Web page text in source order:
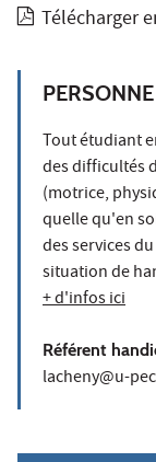
Télécharger
Tout étudiant
des difficultés
(motrice,
quelle qu'en
des services
situation de
+ d'infos ici
Référent
lacheny@u-